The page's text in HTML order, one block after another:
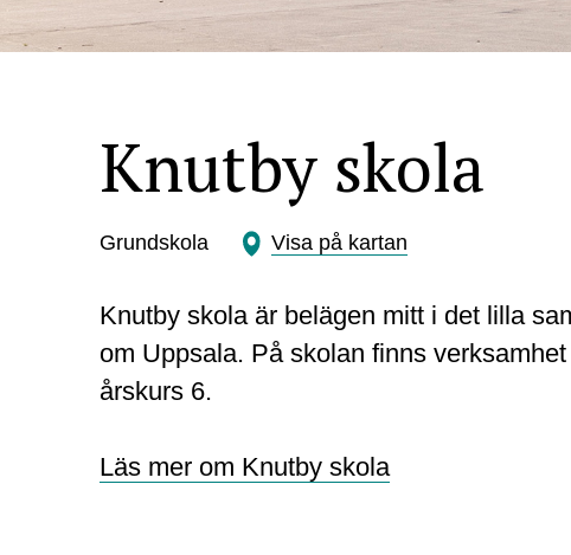
Knutby skola
Grundskola Visa på kartan
Knutby skola är belägen mitt i det lilla
om Uppsala. På skolan finns
årskurs 6.
Läs mer om Knutby skola